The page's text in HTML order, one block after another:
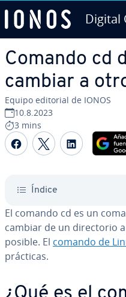
Digital
Comando cd
cambiar a
Equipo editorial de IONOS
10.8.2023
3 mins
CompartirCompartir
Índice
El comando cd es un
cambiar de un di­re­c­to­rio
posible. El comando de
prácticas.